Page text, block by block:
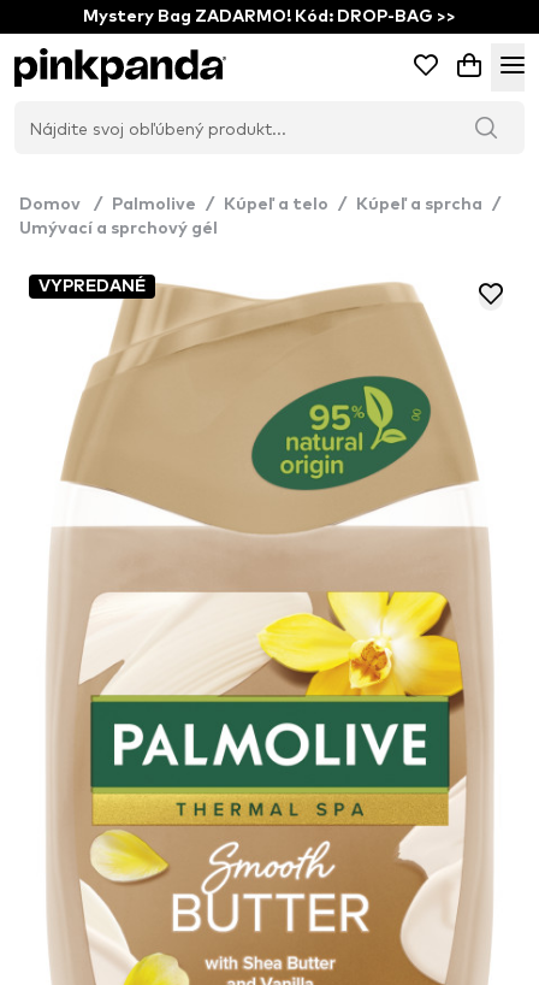
Mystery Bag ZADARMO! Kód: DROP-BAG >>
Domov / Palmolive / Kúpeľ a telo / Kúpeľ a sprcha
/
Umývací a sprchový gél
VYPREDANÉ